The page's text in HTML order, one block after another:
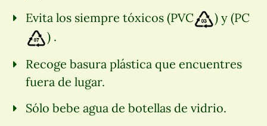
Evita los siempre tóxicos (PVC
) y (PC
) .
Recoge basura plástica que encuentres
fuera de lugar.
Sólo bebe agua de botellas de vidrio.